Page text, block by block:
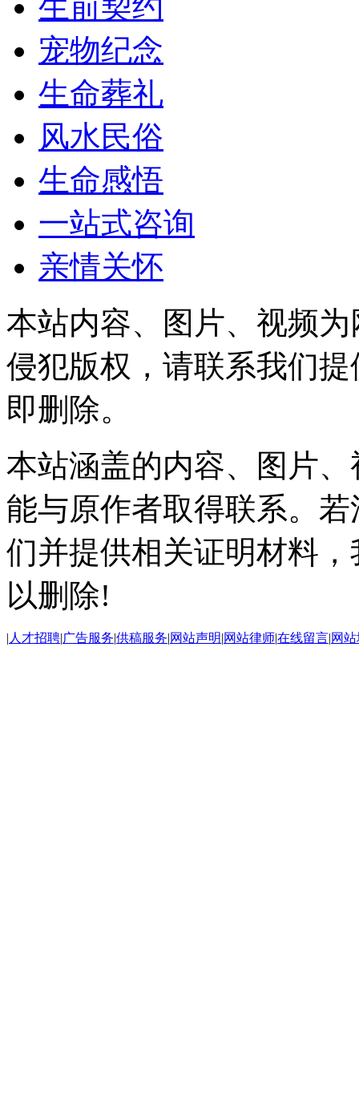
生前契约
宠物纪念
生命葬礼
风水民俗
生命感悟
一站式咨询
亲情关怀
本站内容、图片、视频
侵犯版权，请联系我们
即删除。
本站涵盖的内容、图片
能与原作者取得联系。
们并提供相关证明材料
以删除!
| 人才招聘|广告服务|供稿服务|网站声明|网站律师|在线留言|网